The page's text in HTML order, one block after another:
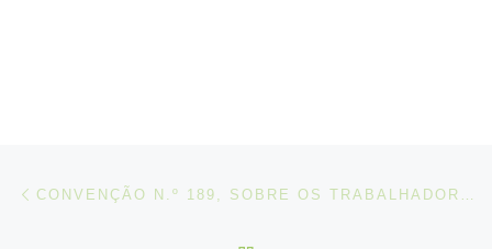
Post navigation